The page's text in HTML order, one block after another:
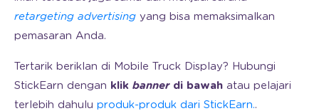
retargeting advertising yang bisa memaksimalkan
pemasaran Anda.
Tertarik beriklan di Mobile Truck Display? Hubungi
StickEarn dengan klik bannerdi bawah atau pelajari
terlebih dahulu produk-produk dari StickEarn..